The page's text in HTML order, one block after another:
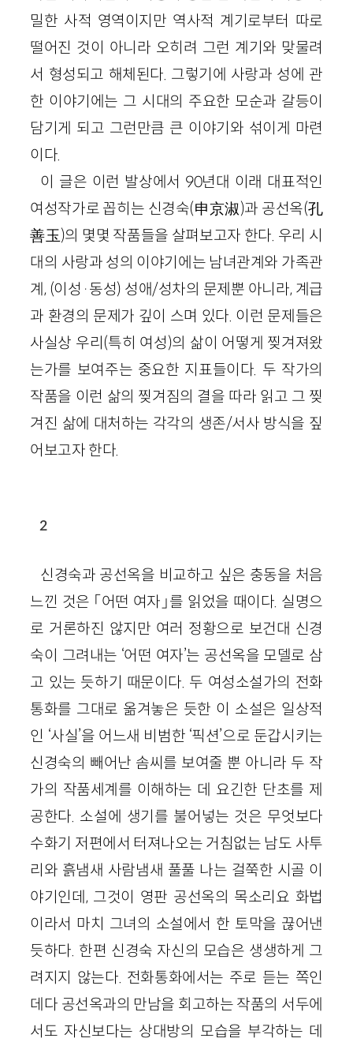
밀한 사적 영역이지만 역사적 계기로부터 따로
떨어진 것이 아니라 오히려 그런 계기와 맞물려
서 형성되고 해체된다. 그렇기에 사랑과 성에 관
한 이야기에는 그 시대의 주요한 모순과 갈등이
담기게 되고 그런만큼 큰 이야기와 섞이게 마련
이다.
이 글은 이런 발상에서 90년대 이래 대표적인
여성작가로 꼽히는 신경숙(申京淑)과 공선옥(孔
善玉)의 몇몇 작품들을 살펴보고자 한다. 우리 시
대의 사랑과 성의 이야기에는 남녀관계와 가족관
계, (이성·동성) 성애/성차의 문제뿐 아니라, 계급
과 환경의 문제가 깊이 스며 있다. 이런 문제들은
사실상 우리(특히 여성)의 삶이 어떻게 찢겨져왔
는가를 보여주는 중요한 지표들이다. 두 작가의
작품을 이런 삶의 찢겨짐의 결을 따라 읽고 그 찢
겨진 삶에 대처하는 각각의 생존/서사 방식을 짚
어보고자 한다.
2
신경숙과 공선옥을 비교하고 싶은 충동을 처음
느낀 것은 「어떤 여자」를 읽었을 때이다. 실명으
로 거론하진 않지만 여러 정황으로 보건대 신경
숙이 그려내는 ‘어떤 여자’는 공선옥을 모델로 삼
고 있는 듯하기 때문이다. 두 여성소설가의 전화
통화를 그대로 옮겨놓은 듯한 이 소설은 일상적
인 ‘사실’을 어느새 비범한 ‘픽션’으로 둔갑시키는
신경숙의 빼어난 솜씨를 보여줄 뿐 아니라 두 작
가의 작품세계를 이해하는 데 요긴한 단초를 제
공한다. 소설에 생기를 불어넣는 것은 무엇보다
수화기 저편에서 터져나오는 거침없는 남도 사투
리와 흙냄새 사람냄새 풀풀 나는 걸쭉한 시골 이
야기인데, 그것이 영판 공선옥의 목소리요 화법
이라서 마치 그녀의 소설에서 한 토막을 끊어낸
듯하다. 한편 신경숙 자신의 모습은 생생하게 그
려지지 않는다. 전화통화에서는 주로 듣는 쪽인
데다 공선옥과의 만남을 회고하는 작품의 서두에
서도 자신보다는 상대방의 모습을 부각하는 데